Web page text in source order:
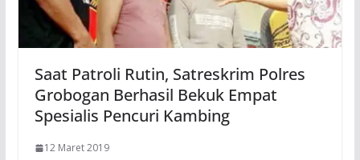
Saat Patroli Rutin, Satreskrim Polres
Grobogan Berhasil Bekuk Empat
Spesialis Pencuri Kambing
12 Maret 2019